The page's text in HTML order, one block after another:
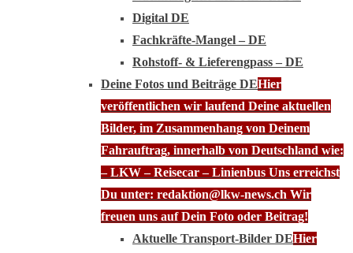
Digital DE
Fachkräfte-Mangel – DE
Rohstoff- & Lieferengpass – DE
Deine Fotos und Beiträge DEHier
veröffentlichen wir laufend Deine aktuellen
Bilder, im Zusammenhang von Deinem
Fahrauftrag, innerhalb von Deutschland wie:
– LKW – Reisecar – Linienbus Uns erreichst
Du unter: redaktion@lkw-news.ch Wir
freuen uns auf Dein Foto oder Beitrag!
Aktuelle Transport-Bilder DEHier